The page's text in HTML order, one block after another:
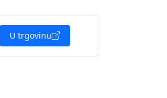
U trgovinu